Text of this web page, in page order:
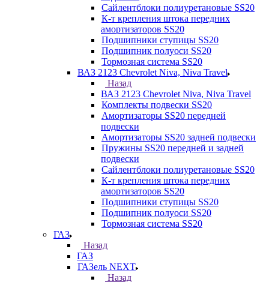
Сайлентблоки полиуретановые SS20
К-т крепления штока передних
амортизаторов SS20
Подшипники ступицы SS20
Подшипник полуоси SS20
Тормозная система SS20
ВАЗ 2123 Chevrolet Niva, Niva Travel
Назад
ВАЗ 2123 Chevrolet Niva, Niva Travel
Комплекты подвески SS20
Амортизаторы SS20 передней
подвески
Амортизаторы SS20 задней подвески
Пружины SS20 передней и задней
подвески
Сайлентблоки полиуретановые SS20
К-т крепления штока передних
амортизаторов SS20
Подшипники ступицы SS20
Подшипник полуоси SS20
Тормозная система SS20
ГАЗ
Назад
ГАЗ
ГАЗель NEXT
Назад